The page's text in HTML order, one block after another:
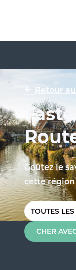
← Retour
Goûtez le
cette région
TOUTES
CHER